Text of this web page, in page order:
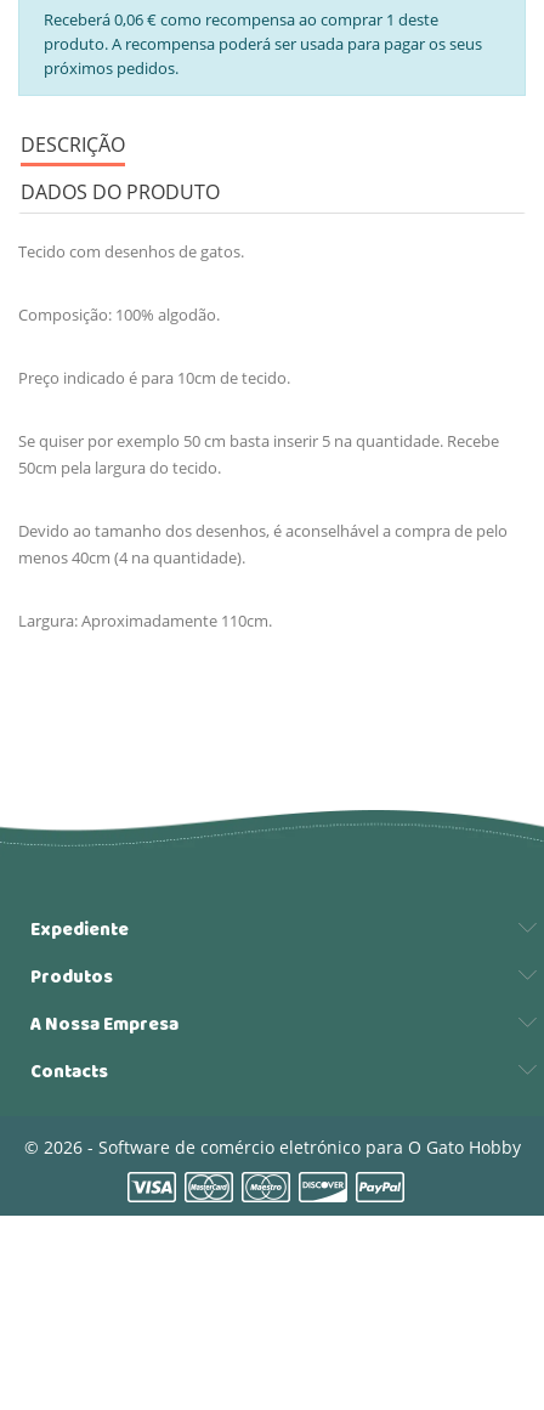
Receberá 0,06 € como recompensa ao comprar 1 deste
produto. A recompensa poderá ser usada para pagar os seus
próximos pedidos.
DESCRIÇÃO
DADOS DO PRODUTO
Tecido com desenhos de gatos.
Composição: 100% algodão.
Preço indicado é para 10cm de tecido.
Se quiser por exemplo 50 cm basta inserir 5 na quantidade. Recebe
50cm pela largura do tecido.
Devido ao tamanho dos desenhos, é aconselhável a compra de pelo
menos 40cm (4 na quantidade).
Largura: Aproximadamente 110cm.
Expediente
Produtos
A Nossa Empresa
Contacts
© 2026 - Software de comércio eletrónico para O Gato Hobby